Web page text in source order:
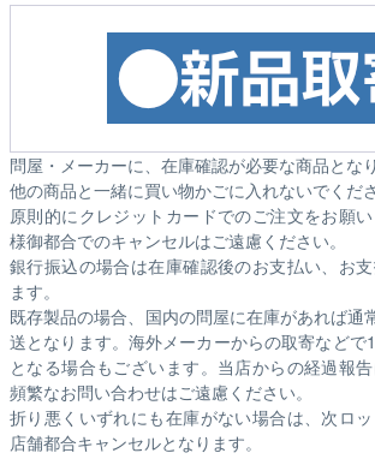
問屋・メーカーに、在庫確認が必要な商品となり
他の商品と一緒に買い物かごに入れないでくださ
原則的にクレジットカードでのご注文をお願
様御都合でのキャンセルはご遠慮ください。
銀行振込の場合は在庫確認後のお支払い、お
ます。
既存製品の場合、国内の問屋に在庫があれば通
送となります。海外メーカーからの取寄などで
となる場合もございます。 当店からの経過報
頻繁なお問い合わせはご遠慮ください。
折り悪くいずれにも在庫がない場合は、次ロ
店舗都合キャンセルとなります。